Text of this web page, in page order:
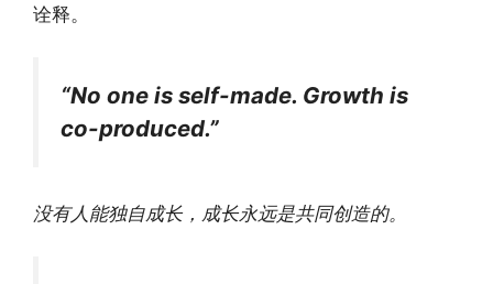
诠释。
“No one is self-made. Growth is
co-produced.”
没有人能独自成长，成长永远是共同创造的。